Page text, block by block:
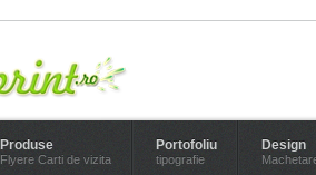
Produse
Flyere Carti de vizita
Portofoliu
tipografie
Design